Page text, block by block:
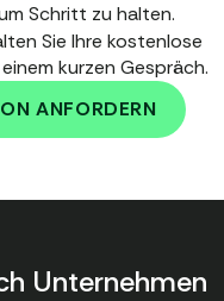
Schritt zu halten.
Sie Ihre kostenlose
kurzen Gespräch.
ANFORDERN
Unternehmen